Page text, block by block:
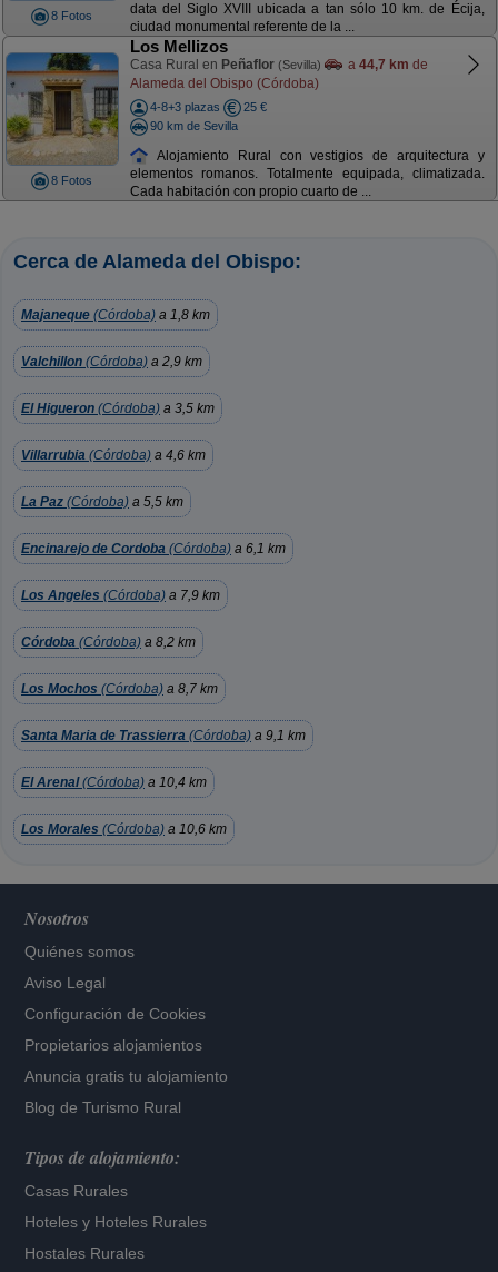
8 Fotos
data del Siglo XVIII ubicada a tan sólo 10 km. de Écija,
ciudad monumental referente de la ...
8 Fotos
Los Mellizos
Casa Rural en Peñaflor (Sevilla) a 44,7 km de
Alameda del Obispo (Córdoba)
4-8+3 plazas
25 €
90 km de Sevilla
Alojamiento Rural con vestigios de arquitectura y
elementos romanos. Totalmente equipada, climatizada.
Cada habitación con propio cuarto de ...
Cerca de Alameda del Obispo:
Majaneque (Córdoba) a 1,8 km
Valchillon (Córdoba) a 2,9 km
El Higueron (Córdoba) a 3,5 km
Villarrubia (Córdoba) a 4,6 km
La Paz (Córdoba) a 5,5 km
Encinarejo de Cordoba (Córdoba) a 6,1 km
Los Angeles (Córdoba) a 7,9 km
Córdoba (Córdoba) a 8,2 km
Los Mochos (Córdoba) a 8,7 km
Santa Maria de Trassierra (Córdoba) a 9,1 km
El Arenal(Córdoba) a 10,4 km
Los Morales (Córdoba) a 10,6 km
Nosotros
Quiénes somos
Aviso Legal
Configuración de Cookies
Propietarios alojamientos
Anuncia gratis tu alojamiento
Blog de Turismo Rural
Tipos de alojamiento:
Casas Rurales
Hoteles y Hoteles Rurales
Hostales Rurales